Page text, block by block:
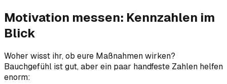
Motivation messen: Kennzahlen im
Blick
Woher wisst ihr, ob eure Maßnahmen wirken?
Bauchgefühl ist gut, aber ein paar handfeste Zahlen helfen
enorm: